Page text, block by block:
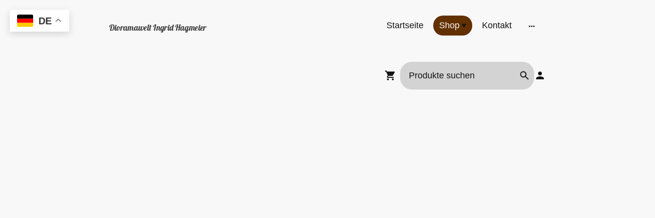
Dioramawelt Ingrid Hagmeier Startseite Shop Kontakt
DE